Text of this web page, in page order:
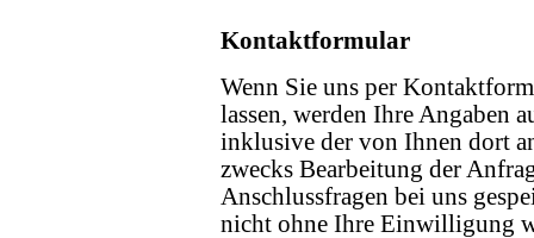
Kontaktformular
Wenn Sie uns per
lassen, werden Ihre Angaben
inklusive der von Ihnen dort
zwecks Bearbeitung der
Anschlussfragen bei uns
nicht ohne Ihre Einwilligung